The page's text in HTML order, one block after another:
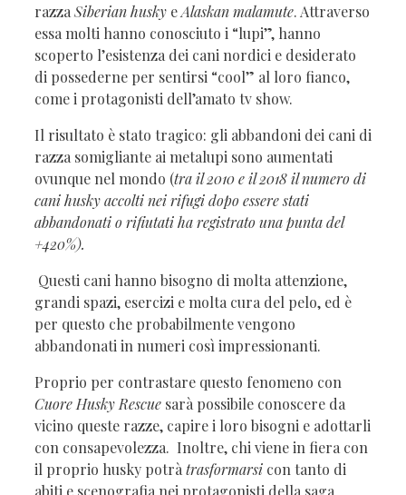
razza Siberian husky eAlaskan malamute. Attraverso
essa molti hanno conosciuto i “lupi”, hanno
scoperto l’esistenza dei cani nordici e desiderato
di possederne per sentirsi “cool” al loro fianco,
come i protagonisti dell’amato tv show.
Il risultato è stato tragico: gli abbandoni dei cani di
razza somigliante ai metalupi sono aumentati
ovunque nel mondo (tra il 2010 e il 2018 il numero di
cani husky accolti nei rifugi dopo essere stati
abbandonati o rifiutati ha registrato una punta del
+420%).
Questi cani hanno bisogno di molta attenzione,
grandi spazi, esercizi e molta cura del pelo, ed è
per questo che probabilmente vengono
abbandonati in numeri così impressionanti.
Proprio per contrastare questo fenomeno con
Cuore Husky Rescue sarà possibile conoscere da
vicino queste razze, capire i loro bisogni e adottarli
con consapevolezza. Inoltre, chi viene in fiera con
il proprio husky potrà trasformarsi con tanto di
abiti e scenografia nei protagonisti della saga